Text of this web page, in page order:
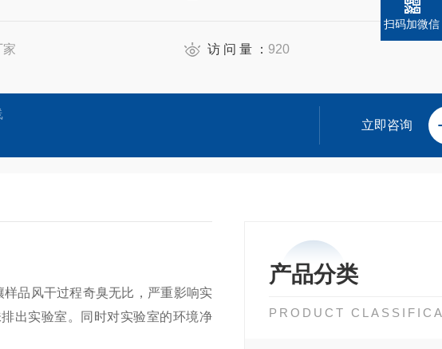
家 访 问 量 ： 920
立即咨询
产品分类
PRODUCT
品风干过程奇臭无比，严重影响实
出实验室。同时对实验室的环境净
扫码加微信